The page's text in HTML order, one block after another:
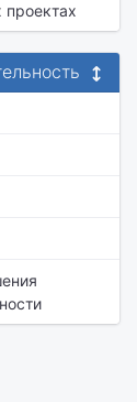
проектах